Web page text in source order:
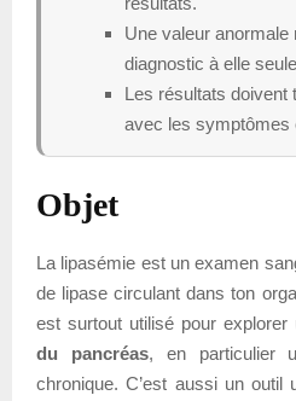
Une valeur
diagnostic à elle
Les résultats doivent
avec les symptômes
Objet
La lipasémie est un examen
de lipase circulant dans ton
est surtout utilisé pour explorer
du pancréas, en particulier
chronique. C’est aussi un outil